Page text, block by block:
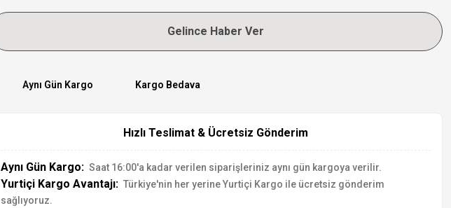
Gelince Haber Ver
Aynı Gün Kargo Kargo Bedava
Hızlı Teslimat & Ücretsiz Gönderim
Aynı Gün Kargo: Saat 16:00'a kadar verilen siparişleriniz aynı gün kargoya verilir.
Yurtiçi Kargo Avantajı: Türkiye'nin her yerine Yurtiçi Kargo ile ücretsiz gönderim
sağlıyoruz.